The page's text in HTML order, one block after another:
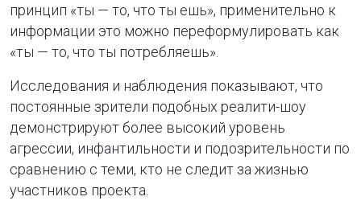
принцип «ты — то, что ты ешь», применительно к
информации это можно переформулировать как
«ты — то, что ты потребляешь».
Исследования и наблюдения показывают, что
постоянные зрители подобных реалити-шоу
демонстрируют более высокий уровень
агрессии, инфантильности и подозрительности по
сравнению с теми, кто не следит за жизнью
участников проекта.